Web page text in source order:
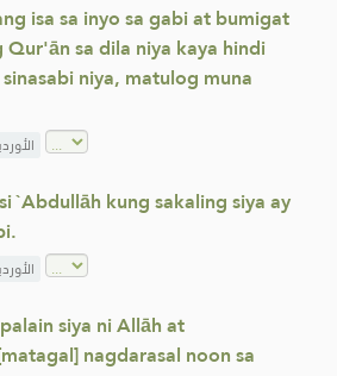
isa sa inyo sa gabi at bumigat
sa dila niya kaya hindi
niya, matulog muna
`Abdullāh kung sakaling siya ay
siya ni Allāh at
nagdarasal noon sa